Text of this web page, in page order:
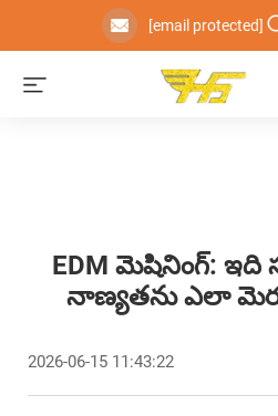
[email protected]
EDM మెషినింగ్: ఇది
నాణ్యతను ఎలా
2026-06-15 11:43:22